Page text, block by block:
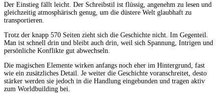
Der Einstieg fällt leicht. Der Schreibstil ist flüssig, angenehm zu lesen und
gleichzeitig atmosphärisch genug, um die düstere Welt glaubhaft zu
transportieren.
Trotz der knapp 570 Seiten zieht sich die Geschichte nicht. Im Gegenteil.
Man ist schnell drin und bleibt auch drin, weil sich Spannung, Intrigen und
persönliche Konflikte gut abwechseln.
Die magischen Elemente wirken anfangs noch eher im Hintergrund, fast
wie ein zusätzliches Detail. Je weiter die Geschichte voranschreitet, desto
stärker werden sie jedoch in die Handlung eingebunden und tragen aktiv
zum Worldbuilding bei.